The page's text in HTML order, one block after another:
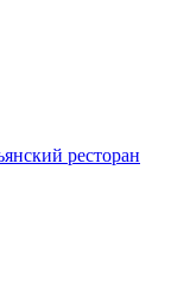
ресторан